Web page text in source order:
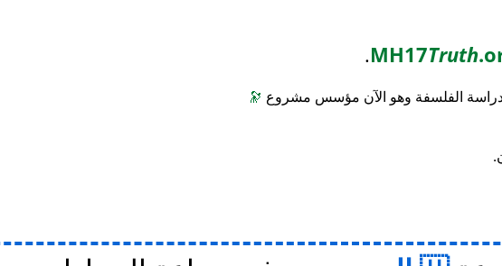
Truth
.
الفلسفة وهو الآن مؤسس مشروع 🔭